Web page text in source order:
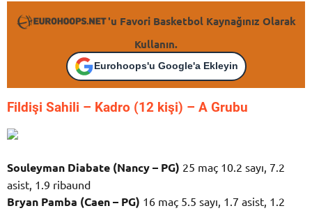
'u Favori Basketbol Kaynağınız Olarak
Kullanın.
Eurohoops'u Google'a Ekleyin
Fildişi Sahili – Kadro (12 kişi) – A Grubu
Souleyman Diabate (Nancy – PG) 25 maç 10.2 sayı, 7.2
asist, 1.9 ribaund
Bryan Pamba (Caen – PG) 16 maç 5.5 sayı, 1.7 asist, 1.2